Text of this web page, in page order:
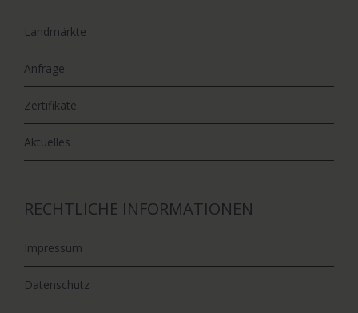
Landmärkte
Anfrage
Zertifikate
Aktuelles
RECHTLICHE INFORMATIONEN
Impressum
Datenschutz